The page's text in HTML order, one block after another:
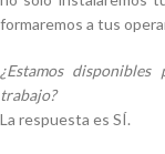
formaremos a tus
¿Estamos
trabajo?
La respuesta es SÍ.